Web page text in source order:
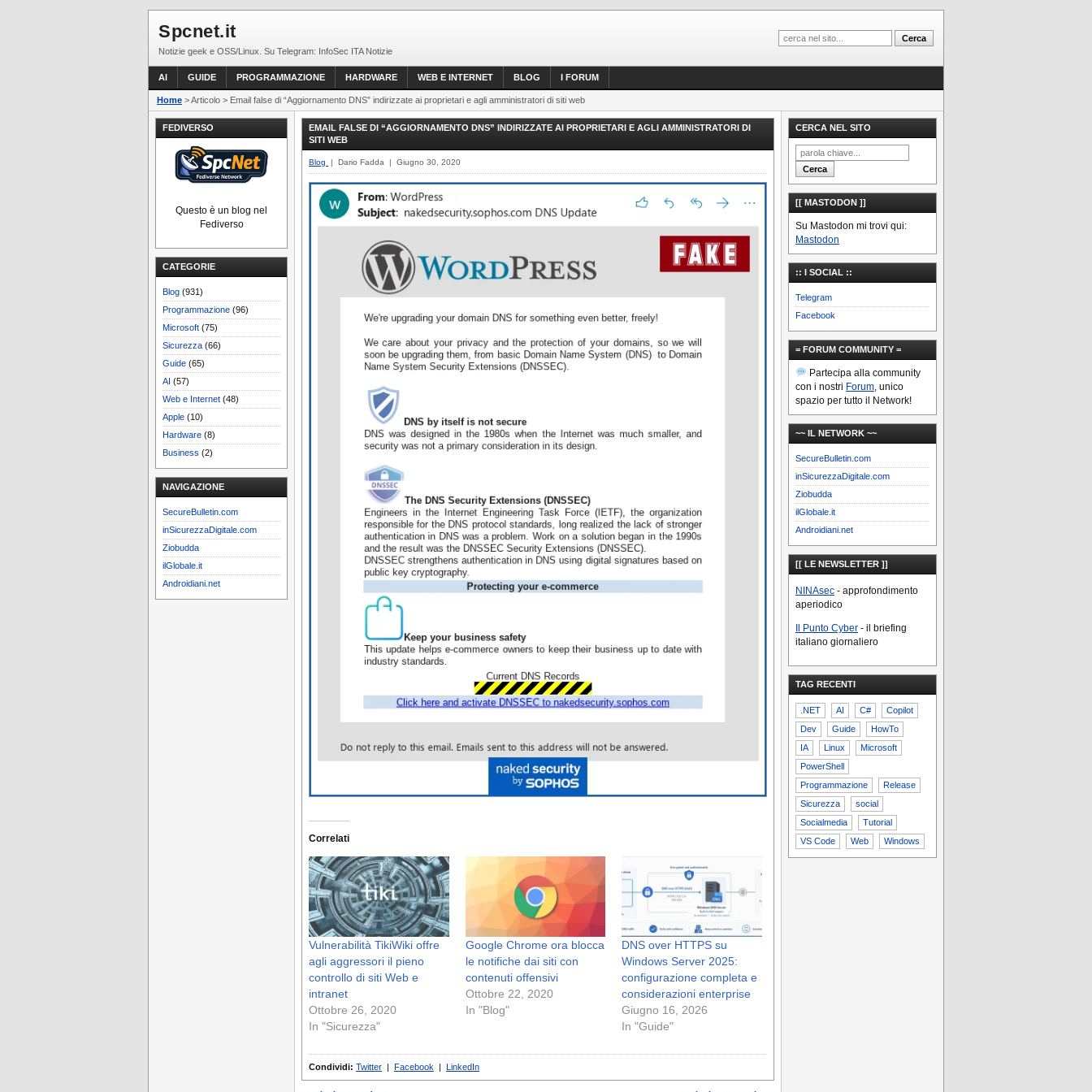
Spcnet.it
Notizie geek e OSS/Linux. Su Telegram: InfoSec ITA Notizie
AI GUIDE PROGRAMMAZIONE HARDWARE WEB E INTERNET BLOG I FORUM
Home > Articolo > Email false di “Aggiornamento DNS” indirizzate ai proprietari e agli amministratori di siti web
FEDIVERSO
Questo è un blog nel
Fediverso
CATEGORIE
Blog (931)
Programmazione (96)
Microsoft (75)
Sicurezza (66)
Guide (65)
AI (57)
Web e Internet (48)
Apple (10)
Hardware (8)
Business (2)
NAVIGAZIONE
SecureBulletin.com
inSicurezzaDigitale.com
Ziobudda
ilGlobale.it
Androidiani.net
EMAIL FALSE DI “AGGIORNAMENTO DNS” INDIRIZZATE AI PROPRIETARI E AGLI AMMINISTRATORI DI
SITI WEB
Blog | Dario Fadda | Giugno 30, 2020
Correlati
Vulnerabilità TikiWiki offre
agli aggressori il pieno
controllo di siti Web e
intranet
Ottobre 26, 2020
In "Sicurezza"
Google Chrome ora blocca
le notifiche dai siti con
contenuti offensivi
Ottobre 22, 2020
In "Blog"
DNS over HTTPS su
Windows Server 2025:
configurazione completa e
considerazioni enterprise
Giugno 16, 2026
In "Guide"
Condividi: Twitter | Facebook | LinkedIn
CERCA NEL SITO
[[ MASTODON ]]
Su Mastodon mi trovi qui:
Mastodon
:: I SOCIAL ::
Telegram
Facebook
= FORUM COMMUNITY =
Partecipa alla community
con i nostri Forum, unico
spazio per tutto il Network!
~~ IL NETWORK ~~
SecureBulletin.com
inSicurezzaDigitale.com
Ziobudda
ilGlobale.it
Androidiani.net
[[ LE NEWSLETTER ]]
NINAsec - approfondimento
aperiodico
Il Punto Cyber - il briefing
italiano giornaliero
TAG RECENTI
.NET AI C#
Copilot
Dev
Guide
HowTo
IA
Linux
Microsoft
PowerShell
Programmazione
Release
Sicurezza
social
Socialmedia
Tutorial
VS Code
Web Windows